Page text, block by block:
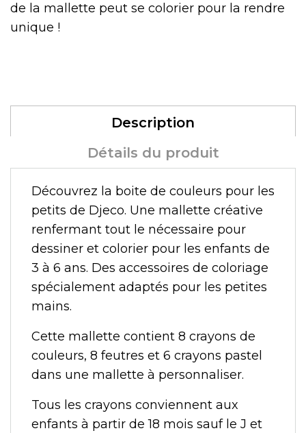
de la mallette peut se colorier pour la rendre
unique !
Description
Détails du produit
Découvrez la boite de couleurs pour les
petits de Djeco. Une mallette créative
renfermant tout le nécessaire pour
dessiner et colorier pour les enfants de
3 à 6 ans. Des accessoires de coloriage
spécialement adaptés pour les petites
mains.
Cette mallette contient 8 crayons de
couleurs, 8 feutres et 6 crayons pastel
dans une mallette à personnaliser.
Tous les crayons conviennent aux
enfants à partir de 18 mois sauf le J et